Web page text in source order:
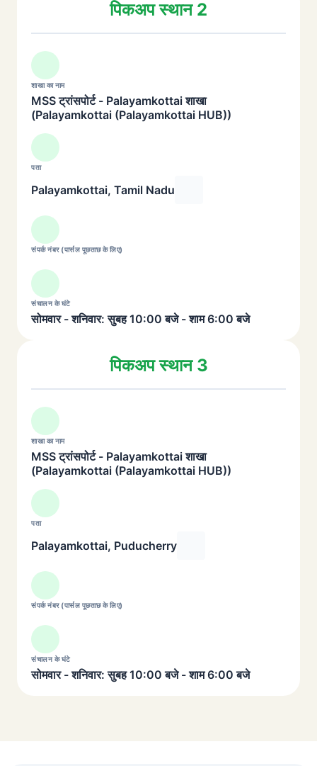
पिकअप स्थान 2
शाखा का नाम
MSS ट्रांसपोर्ट - Palayamkottai शाखा
(Palayamkottai (Palayamkottai HUB))
पता
Palayamkottai, Tamil Nadu
संपर्क नंबर (पार्सल पूछताछ के लिए)
संचालन के घंटे
सोमवार - शनिवार: सुबह 10:00 बजे - शाम 6:00 बजे
पिकअप स्थान 3
शाखा का नाम
MSS ट्रांसपोर्ट - Palayamkottai शाखा
(Palayamkottai (Palayamkottai HUB))
पता
Palayamkottai, Puducherry
संपर्क नंबर (पार्सल पूछताछ के लिए)
संचालन के घंटे
सोमवार - शनिवार: सुबह 10:00 बजे - शाम 6:00 बजे